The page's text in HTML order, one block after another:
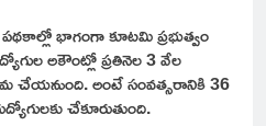
భాగంగా కూటమి ప్రభుత్వం
అకౌంట్లో ప్రతినెల 3 వేల
చేయనుంది. అంటే సంవత్సరానికి 36
చేకూరుతుంది.